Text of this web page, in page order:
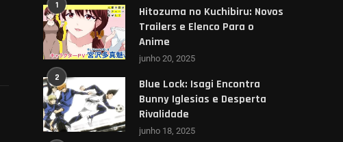
1
Hitozuma no Kuchibiru: Novos
Trailers e Elenco Para o
Anime
junho 20, 2025
2
Blue Lock: Isagi Encontra
Bunny Iglesias e Desperta
Rivalidade
junho 18, 2025